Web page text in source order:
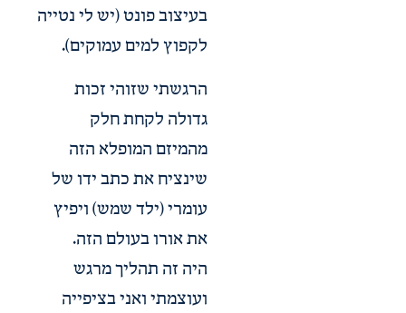
בעיצוב פונט (יש לי נטייה
לקפוץ למים עמוקים).
הרגשתי שזוהי זכות
גדולה לקחת חלק
מהמיזם המופלא הזה
שינציח את כתב ידו של
עומרי (ילד שמש) ויפיץ
את אורו בעולם הזה.
היה זה תהליך מרגש
ועוצמתי ואני בציפייה